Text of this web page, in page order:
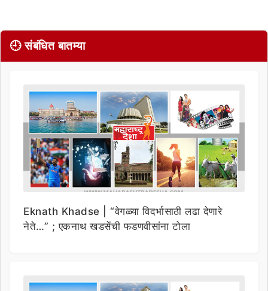
🕘 संबंधित बातम्या
Eknath Khadse | “वेगळ्या विदर्भासाठी लढा देणारे
नेते…” ; एकनाथ खडसेंची फडणवीसांना टोला